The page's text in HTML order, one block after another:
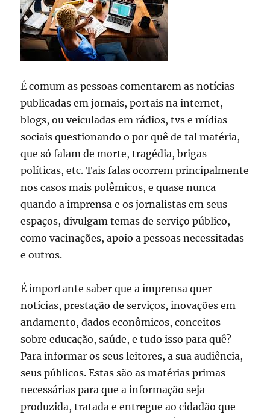
É comum as pessoas comentarem as notícias
publicadas em jornais, portais na internet,
blogs, ou veiculadas em rádios, tvs e mídias
sociais questionando o por quê de tal matéria,
que só falam de morte, tragédia, brigas
políticas, etc. Tais falas ocorrem principalmente
nos casos mais polêmicos, e quase nunca
quando a imprensa e os jornalistas em seus
espaços, divulgam temas de serviço público,
como vacinações, apoio a pessoas necessitadas
e outros.
É importante saber que a imprensa quer
notícias, prestação de serviços, inovações em
andamento, dados econômicos, conceitos
sobre educação, saúde, e tudo isso para quê?
Para informar os seus leitores, a sua audiência,
seus públicos. Estas são as matérias primas
necessárias para que a informação seja
produzida, tratada e entregue ao cidadão que